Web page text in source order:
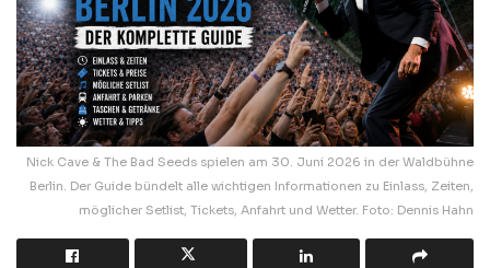
Nick Cave & The Bad Seeds spielen am 30. Juni 2026 in der Waldbühne
Berlin. Der Guide bündelt alle wichtigen Informationen zu Einlass, Zeiten,
möglicher Setlist, Tickets, Anfahrt und Wetter. Foto: Dennis Hahn